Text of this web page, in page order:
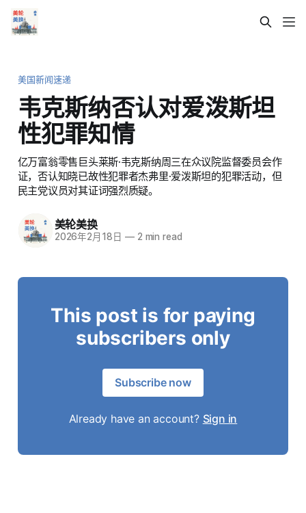
美国新闻速递
韦克斯纳否认对爱泼斯坦
性犯罪知情
亿万富翁零售巨头莱斯·韦克斯纳周三在众议院监督委员会作
证，否认知晓已故性犯罪者杰弗里·爱泼斯坦的犯罪活动，但
民主党议员对其证词强烈质疑。
美轮美换
2026年2月18日 —2 min read
This post is for paying
subscribers only
Subscribe now
Already have an account? Sign in